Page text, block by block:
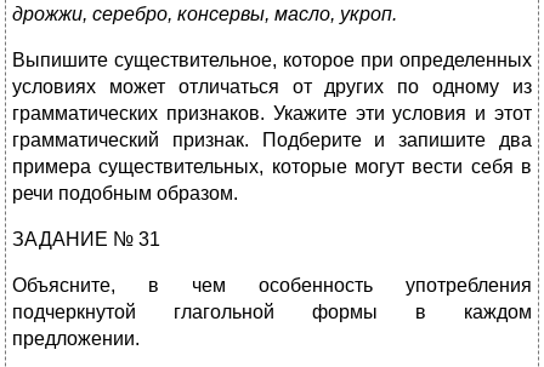
дрожжи, серебро, консервы, масло, укроп.
Выпишите существительное, которое при определенных
условиях может отличаться от других по одному из
грамматических признаков. Укажите эти условия и этот
грамматический признак. Подберите и запишите два
примера существительных, которые могут вести себя в
речи подобным образом.
ЗАДАНИЕ № 31
Объясните, в чем особенность употребления
подчеркнутой глагольной формы в каждом
предложении.